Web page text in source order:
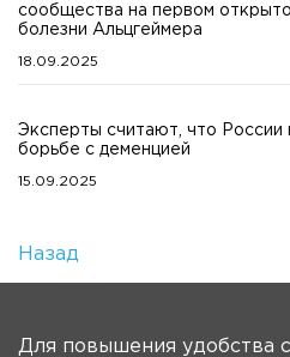
сообщества на первом
болезни Альцгеймера
18.09.2025
Эксперты считают, что России
борьбе с деменцией
15.09.2025
Назад
Для повышения удобства